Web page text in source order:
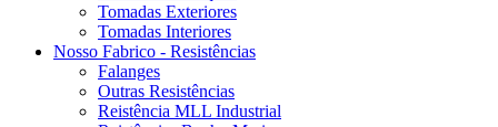
Tomadas Exteriores
Tomadas Interiores
Nosso Fabrico - Resistências
Falanges
Outras Resistências
Reistência MLL Industrial